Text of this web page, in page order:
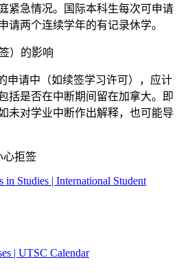
紧急情况。国际本科生每次可申请
请两个连续学年的有记录休学。
）的影响
申请中（如续签学习许可），应计
括是否在中断期间留在加拿大。即
未对学业中断作出解释，也可能导
心拒签
in Studies | International Student
| UTSC Calendar